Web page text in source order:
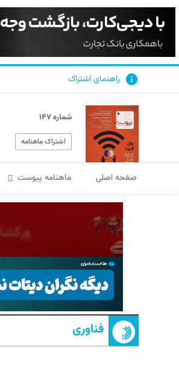
راهنمای اشتراک
شماره ۱۴۷
اشتراک ماهنامه
صفحه اصلی ماهنامه پیوست
فناوری